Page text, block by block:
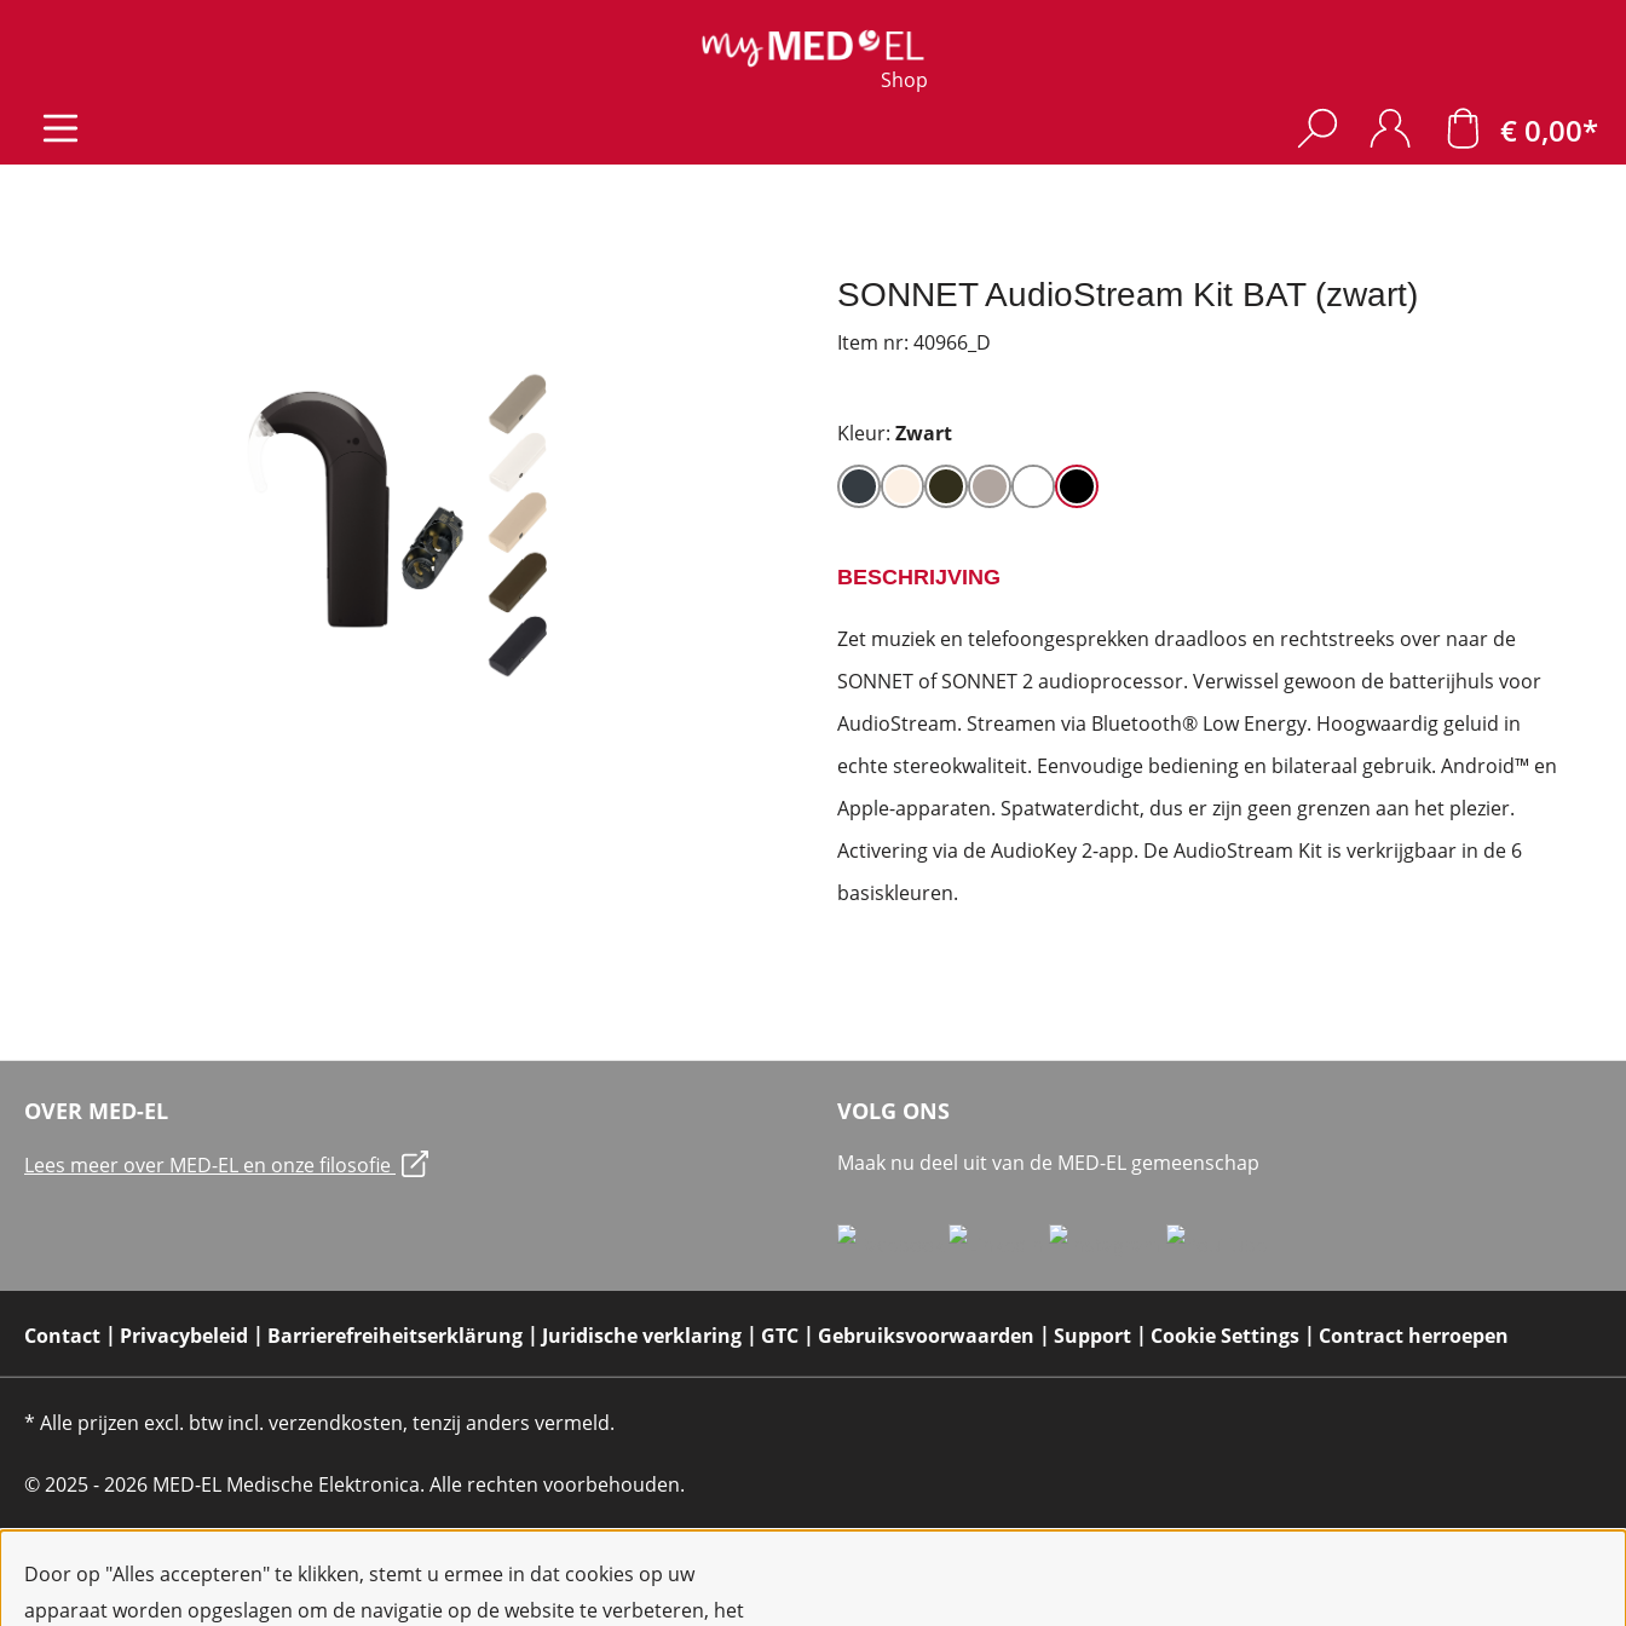
Door op "Alles accepteren" te klikken, stemt u ermee in dat cookies op uw
apparaat worden opgeslagen om de navigatie op de website te verbeteren, het
Shop
€ 0,00*
SONNET AudioStream Kit BAT (zwart)
Item nr: 40966_D
Kleur: Zwart
BESCHRIJVING
Zet muziek en telefoongesprekken draadloos en rechtstreeks over naar de
SONNET of SONNET 2 audioprocessor. Verwissel gewoon de batterijhuls voor
AudioStream. Streamen via Bluetooth® Low Energy. Hoogwaardig geluid in
echte stereokwaliteit. Eenvoudige bediening en bilateraal gebruik. Android™ en
Apple-apparaten. Spatwaterdicht, dus er zijn geen grenzen aan het plezier.
Activering via de AudioKey 2-app. De AudioStream Kit is verkrijgbaar in de 6
basiskleuren.
OVER MED-EL
Lees meer over MED-EL en onze filosofie
VOLG ONS
Maak nu deel uit van de MED-EL gemeenschap
Contact Privacybeleid Barrierefreiheitserklärung Juridische verklaring GTC Gebruiksvoorwaarden Support Cookie Settings Contract herroepen
* Alle prijzen excl. btw incl. verzendkosten, tenzij anders vermeld.
© 2025 - 2026 MED-EL Medische Elektronica. Alle rechten voorbehouden.